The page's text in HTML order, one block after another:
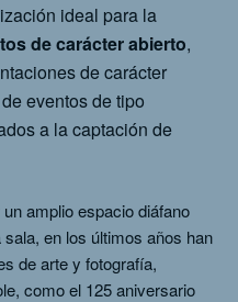
ideal para la
de carácter abierto,
de carácter
eventos de tipo
a la captación de
amplio espacio diáfano
en los últimos años han
de arte y fotografía,
como el 125 aniversario